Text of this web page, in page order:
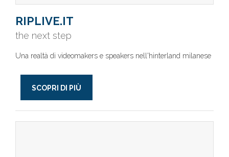
RIPLIVE.IT
the next step
Una realtà di videomakers e speakers nell'hinterland milanese
SCOPRI DI PIÙ